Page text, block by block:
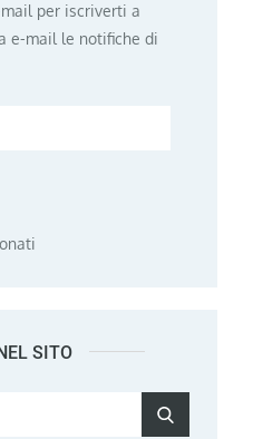
per iscriverti a
e-mail le notifiche di
SITO